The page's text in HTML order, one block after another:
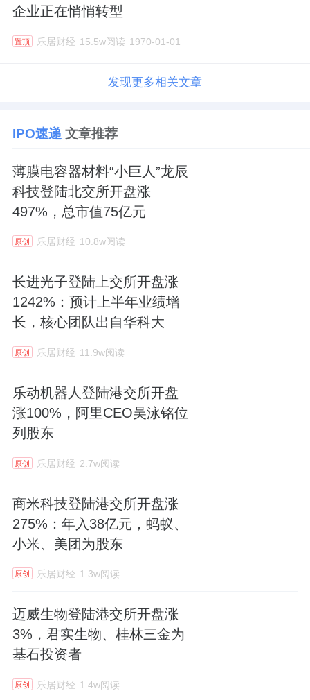
企业正在悄悄转型
置顶 乐居财经 15.5w阅读 1970-01-01
发现更多相关文章
IPO速递 文章推荐
薄膜电容器材料“小巨人”龙辰
科技登陆北交所开盘涨
497%，总市值75亿元
原创 乐居财经 10.8w阅读
长进光子登陆上交所开盘涨
1242%：预计上半年业绩增
长，核心团队出自华科大
原创 乐居财经 11.9w阅读
乐动机器人登陆港交所开盘
涨100%，阿里CEO吴泳铭位
列股东
原创 乐居财经 2.7w阅读
商米科技登陆港交所开盘涨
275%：年入38亿元，蚂蚁、
小米、美团为股东
原创 乐居财经 1.3w阅读
迈威生物登陆港交所开盘涨
3%，君实生物、桂林三金为
基石投资者
原创 乐居财经 1.4w阅读